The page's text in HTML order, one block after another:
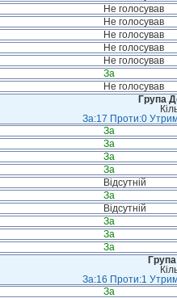
Не голосував
Не голосував
Не голосував
Не голосував
Не голосував
За
Не голосував
Група
За:17 Проти:0
За
За
За
За
Відсутній
За
Відсутній
За
За
За
За:16 Проти:1
За